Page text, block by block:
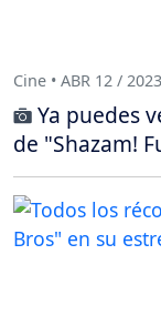
Cine • ABR 12 / 2023
Ya puedes
de "Shazam!